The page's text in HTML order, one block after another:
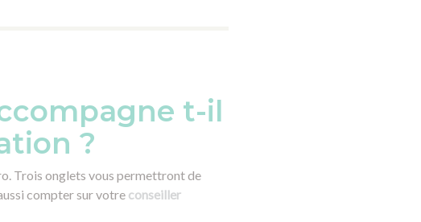
t-il
?
Trois onglets vous permettront de
compter sur votre conseiller